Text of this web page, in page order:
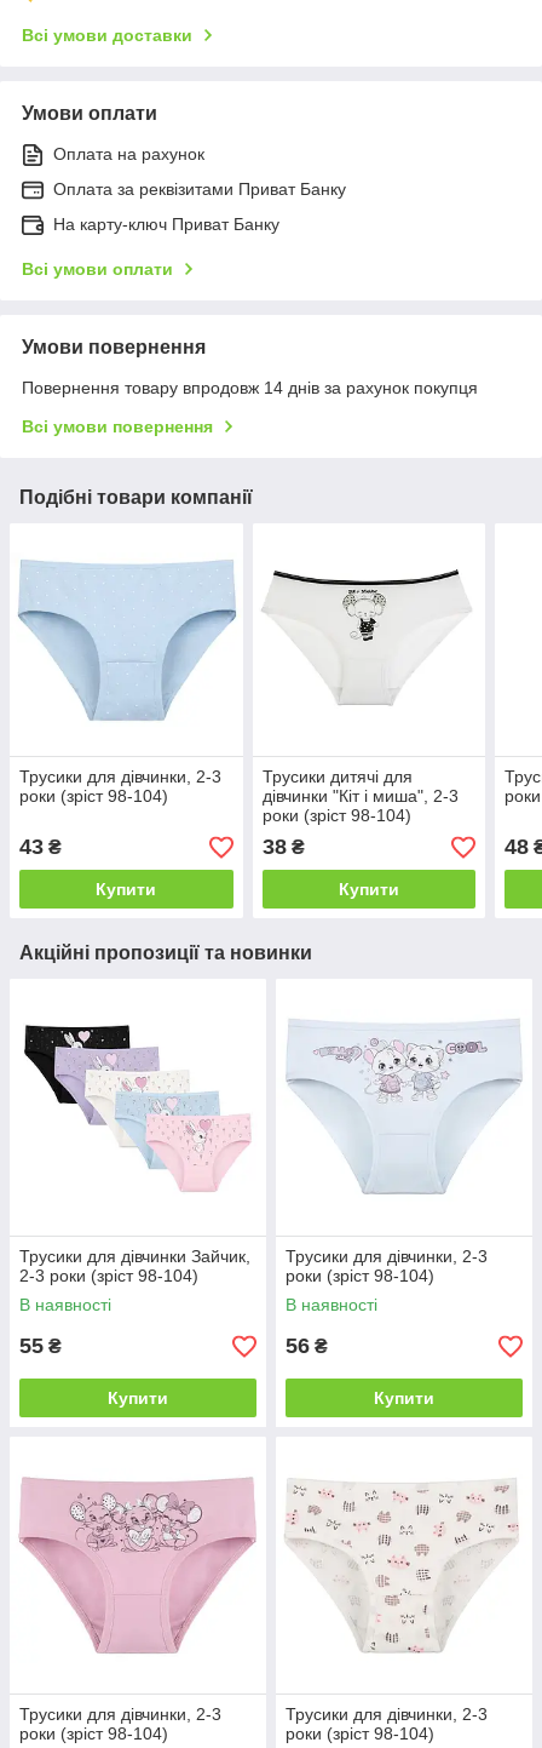
Всі умови доставки
Умови оплати
Оплата на рахунок
Оплата за реквізитами Приват Банку
На карту-ключ Приват Банку
Всі умови оплати
Умови повернення
Повернення товару впродовж 14 днів за рахунок покупця
Всі умови повернення
Подібні товари компанії
Трусики для дівчинки, 2-3
роки (зріст 98-104)
43 ₴
Купити
Трусики дитячі для
дівчинки "Кіт і миша", 2-3
роки (зріст 98-104)
38₴
Купити
48
Акційні пропозиції та новинки
Трусики для дівчинки Зайчик,
2-3 роки (зріст 98-104)
В наявності
55 ₴
Купити
Трусики для дівчинки, 2-3
роки (зріст 98-104)
В наявності
56 ₴
Купити
Трусики для дівчинки, 2-3
роки (зріст 98-104)
Трусики для дівчинки, 2-3
роки (зріст 98-104)